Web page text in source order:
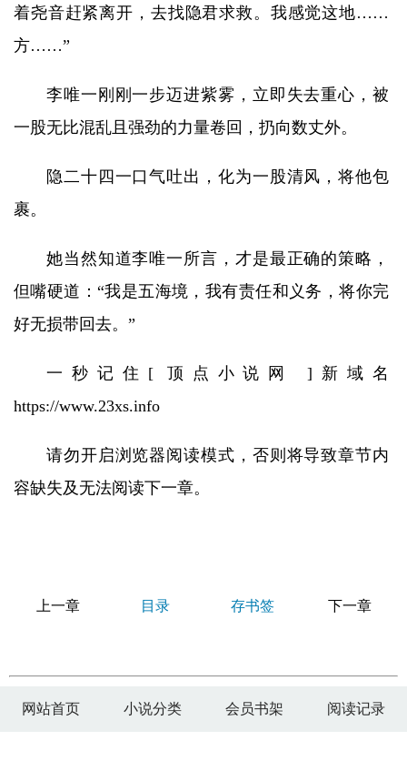
着尧音赶紧离开，去找隐君求救。我感觉这地……
方……”
李唯一刚刚一步迈进紫雾，立即失去重心，被
一股无比混乱且强劲的力量卷回，扔向数丈外。
隐二十四一口气吐出，化为一股清风，将他包
裹。
她当然知道李唯一所言，才是最正确的策略，
但嘴硬道：“我是五海境，我有责任和义务，将你完
好无损带回去。”
一秒记住[ 顶点小说网 ]新域名
https://www.23xs.info
请勿开启浏览器阅读模式，否则将导致章节内
容缺失及无法阅读下一章。
上一章 目录 存书签 下一章
网站首页 小说分类 会员书架 阅读记录